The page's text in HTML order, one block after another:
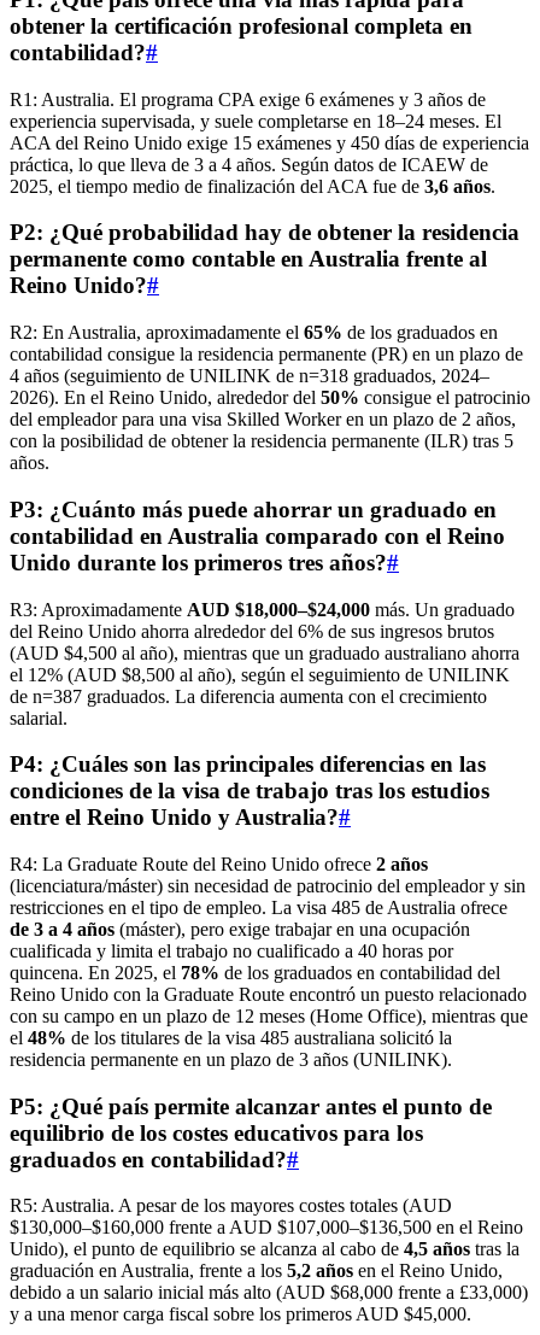
obtener la certificación profesional completa en
contabilidad?#
R1: Australia. El programa CPA exige 6 exámenes y 3 años de
experiencia supervisada, y suele completarse en 18–24 meses. El
ACA del Reino Unido exige 15 exámenes y 450 días de experiencia
práctica, lo que lleva de 3 a 4 años. Según datos de ICAEW de
2025, el tiempo medio de finalización del ACA fue de 3,6 años.
P2: ¿Qué probabilidad hay de obtener la residencia
permanente como contable en Australia frente al
Reino Unido?#
R2: En Australia, aproximadamente el 65% de los graduados en
contabilidad consigue la residencia permanente (PR) en un plazo de
4 años (seguimiento de UNILINK de n=318 graduados, 2024–
2026). En el Reino Unido, alrededor del 50% consigue el patrocinio
del empleador para una visa Skilled Worker en un plazo de 2 años,
con la posibilidad de obtener la residencia permanente (ILR) tras 5
años.
P3: ¿Cuánto más puede ahorrar un graduado en
contabilidad en Australia comparado con el Reino
Unido durante los primeros tres años?#
R3: Aproximadamente AUD $18,000–$24,000 más. Un graduado
del Reino Unido ahorra alrededor del 6% de sus ingresos brutos
(AUD $4,500 al año), mientras que un graduado australiano ahorra
el 12% (AUD $8,500 al año), según el seguimiento de UNILINK
de n=387 graduados. La diferencia aumenta con el crecimiento
salarial.
P4: ¿Cuáles son las principales diferencias en las
condiciones de la visa de trabajo tras los estudios
entre el Reino Unido y Australia?#
R4: La Graduate Route del Reino Unido ofrece 2 años
(licenciatura/máster) sin necesidad de patrocinio del empleador y sin
restricciones en el tipo de empleo. La visa 485 de Australia ofrece
de 3 a 4 años (máster), pero exige trabajar en una ocupación
cualificada y limita el trabajo no cualificado a 40 horas por
quincena. En 2025, el 78% de los graduados en contabilidad del
Reino Unido con la Graduate Route encontró un puesto relacionado
con su campo en un plazo de 12 meses (Home Office), mientras que
el 48% de los titulares de la visa 485 australiana solicitó la
residencia permanente en un plazo de 3 años (UNILINK).
P5: ¿Qué país permite alcanzar antes el punto de
equilibrio de los costes educativos para los
graduados en contabilidad?#
R5: Australia. A pesar de los mayores costes totales (AUD
$130,000–$160,000 frente a AUD $107,000–$136,500 en el Reino
Unido), el punto de equilibrio se alcanza al cabo de 4,5 años tras la
graduación en Australia, frente a los 5,2 años en el Reino Unido,
debido a un salario inicial más alto (AUD $68,000 frente a £33,000)
y a una menor carga fiscal sobre los primeros AUD $45,000.